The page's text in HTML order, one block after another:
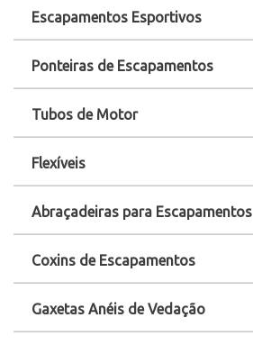
Escapamentos Esportivos
Ponteiras de Escapamentos
Tubos de Motor
Flexíveis
Abraçadeiras para Escapamentos
Coxins de Escapamentos
Gaxetas Anéis de Vedação